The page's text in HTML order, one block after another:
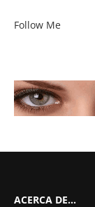
Follow Me
ACERCA DE…